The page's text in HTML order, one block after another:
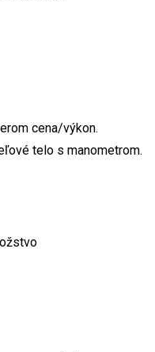
cena/výkon.
telo s manometrom.